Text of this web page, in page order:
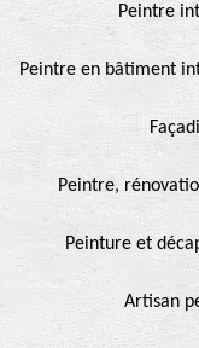
Peintre
Peintre en bâtiment
Peintre,
Peinture et
Artisan